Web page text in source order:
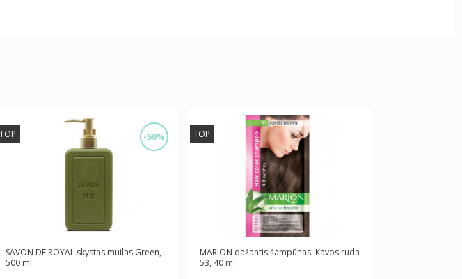
-50%
TOP
SAVON DE ROYAL skystas muilas Green,
500 ml
TOP
MARION dažantis šampūnas. Kavos ruda
53, 40 ml